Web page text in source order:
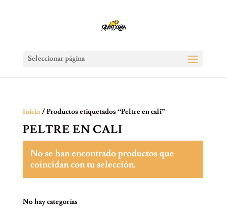
Seleccionar página
Inicio/ Productos etiquetados “Peltre en cali”
PELTRE EN CALI
No se han encontrado productos que
coincidan con tu selección.
No hay categorías